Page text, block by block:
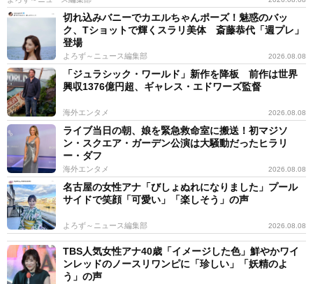
切れ込みバニーでカエルちゃんポーズ！魅惑のバッ
ク、Tショットで輝くスラリ美体 斎藤恭代「週プレ」
登場
よろず～ニュース編集部 2026.08.08
「ジュラシック・ワールド」新作を降板 前作は世界
興収1376億円超、ギャレス・エドワーズ監督
海外エンタメ 2026.08.08
ライブ当日の朝、娘を緊急救命室に搬送！初マジソ
ン・スクエア・ガーデン公演は大騒動だったヒラリ
ー・ダフ
海外エンタメ 2026.08.08
名古屋の女性アナ「びしょぬれになりました」プール
サイドで笑顔「可愛い」「楽しそう」の声
よろず～ニュース編集部 2026.08.08
TBS人気女性アナ40歳「イメージした色」鮮やかワイ
ンレッドのノースリワンピに「珍しい」「妖精のよ
う」の声